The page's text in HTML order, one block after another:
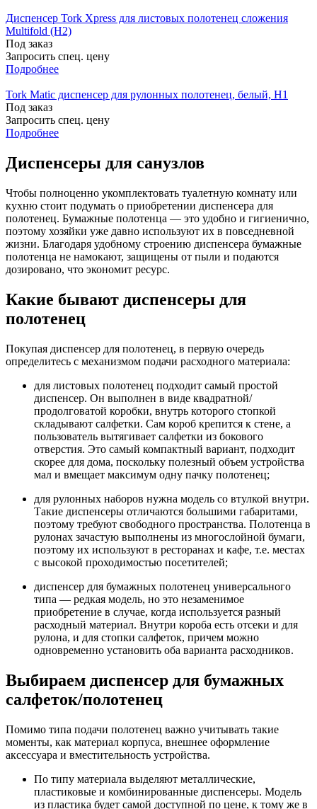
Диспенсер Tork Xpress для листовых полотенец сложения
Multifold (H2)
Под заказ
Запросить спец. цену
Подробнее
Tork Matic диспенсер для рулонных полотенец, белый, H1
Под заказ
Запросить спец. цену
Подробнее
Диспенсеры для санузлов
Чтобы полноценно укомплектовать туалетную комнату или
кухню стоит подумать о приобретении диспенсера для
полотенец. Бумажные полотенца — это удобно и гигиенично,
поэтому хозяйки уже давно используют их в повседневной
жизни. Благодаря удобному строению диспенсера бумажные
полотенца не намокают, защищены от пыли и подаются
дозировано, что экономит ресурс.
Какие бывают диспенсеры для
полотенец
Покупая диспенсер для полотенец, в первую очередь
определитесь с механизмом подачи расходного материала:
для листовых полотенец подходит самый простой
диспенсер. Он выполнен в виде квадратной/
продолговатой коробки, внутрь которого стопкой
складывают салфетки. Сам короб крепится к стене, а
пользователь вытягивает салфетки из бокового
отверстия. Это самый компактный вариант, подходит
скорее для дома, поскольку полезный объем устройства
мал и вмещает максимум одну пачку полотенец;
для рулонных наборов нужна модель со втулкой внутри.
Такие диспенсеры отличаются большими габаритами,
поэтому требуют свободного пространства. Полотенца в
рулонах зачастую выполнены из многослойной бумаги,
поэтому их используют в ресторанах и кафе, т.е. местах
с высокой проходимостью посетителей;
диспенсер для бумажных полотенец универсального
типа — редкая модель, но это незаменимое
приобретение в случае, когда используется разный
расходный материал. Внутри короба есть отсеки и для
рулона, и для стопки салфеток, причем можно
одновременно установить оба варианта расходников.
Выбираем диспенсер для бумажных
салфеток/полотенец
Помимо типа подачи полотенец важно учитывать такие
моменты, как материал корпуса, внешнее оформление
аксессуара и вместительность устройства.
По типу материала выделяют металлические,
пластиковые и комбинированные диспенсеры. Модель
из пластика будет самой доступной по цене, к тому же в